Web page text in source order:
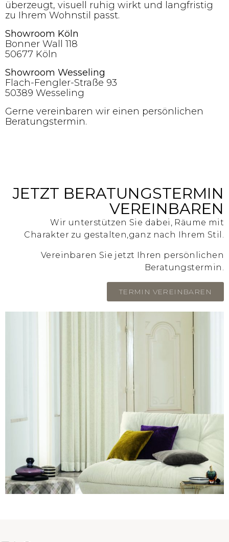
überzeugt, visuell ruhig wirkt und langfristig
zu Ihrem Wohnstil passt.
Showroom Köln
Bonner Wall 118
50677 Köln
Showroom Wesseling
Flach-Fengler-Straße 93
50389 Wesseling
Gerne vereinbaren wir einen persönlichen
Beratungstermin.
JETZT BERATUNGSTERMIN
VEREINBAREN
Wir unterstützen Sie dabei, Räume mit
Charakter zu gestalten,ganz nach Ihrem Stil.
Vereinbaren Sie jetzt Ihren persönlichen
Beratungstermin.
TERMIN VEREINBAREN